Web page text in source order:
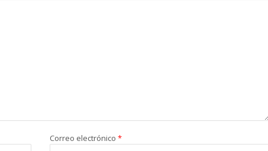
Correo electrónico *